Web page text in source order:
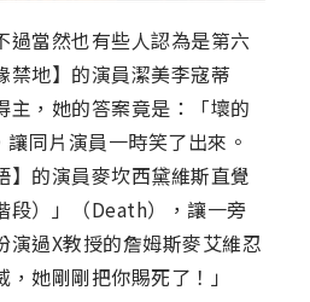
過當然也有些人認為是第六
禁地】的演員潔美李寇蒂
主，她的答案竟是：「壞的
讓同片演員一時笑了出來。
】的演員麥坎西黛維斯直覺
段）」（Death），讓一旁
演過X教授的詹姆斯麥艾維忍
她剛剛把你賜死了！」